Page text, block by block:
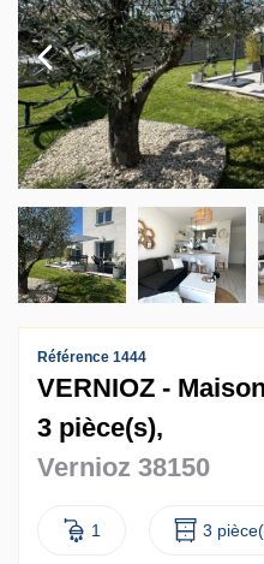
Nos agences
Estimation
Contact
Accès clients
Référence 1444
VERNIOZ -
3 pièce(s),
Vernioz 38150
1 3